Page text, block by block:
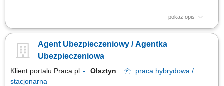
pokaż opis
Opis stanowiska: Rozwijanie współpracy z obecnymi klientami oraz
ubezpieczeń na życie, majątkowych, komunikacyjnych i dla firm.
Budowanie długofalowych relacji oraz dopasowywanie rozwiązań do
Agent Ubezpieczeniowy / Agentka
Ubezpieczeniowa
Klient portalu Praca.pl Olsztyn praca hybrydowa /
stacjonarna